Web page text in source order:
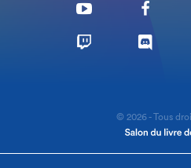
© 2026 - Tous